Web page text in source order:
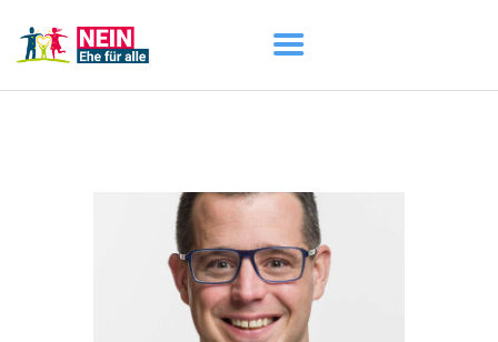
DARUM GEHT ES
ÜBER UNS
DOWNLOADS